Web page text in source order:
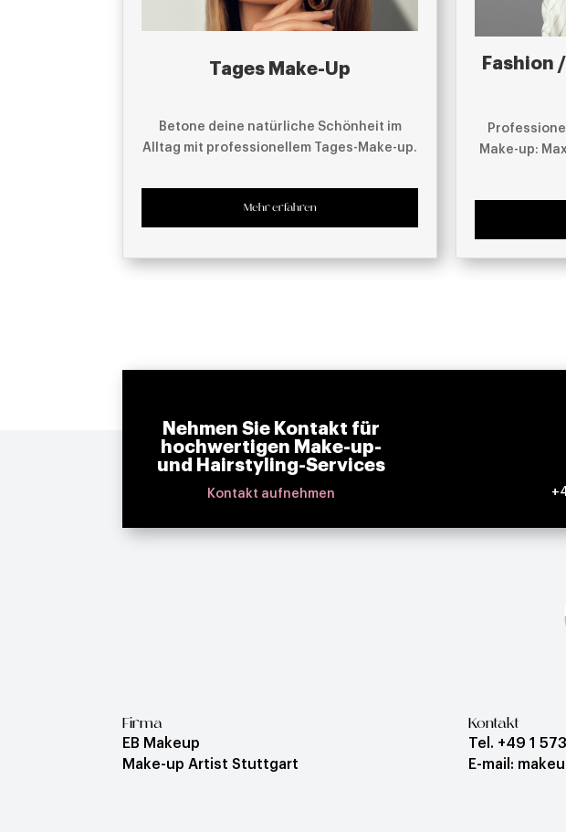
Tages Make-Up
Betone deine natürliche Schönheit im
Alltag mit professionellem Tages-Make-up.
Mehr erfahren
Fashion
Make-up:
Nehmen Sie Kontakt für
hochwertigen Make-up-
und Hairstyling-Services
Kontakt aufnehmen
Firma
EB Makeup
Make-up Artist Stuttgart
Kontakt
Tel. +49 1
E-mail: